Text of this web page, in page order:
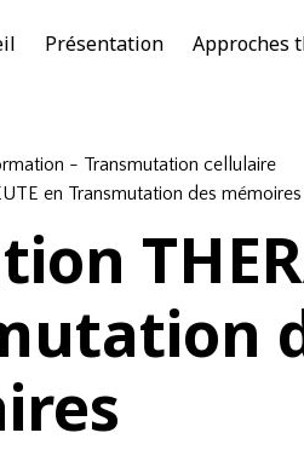
Présentation Approches
- Transmutation cellulaire
en Transmutation des